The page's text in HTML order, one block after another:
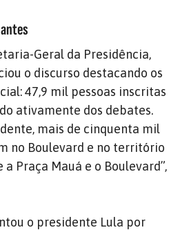
Geral da Presidência,
o discurso destacando os
47,9 mil pessoas inscritas
ativamente dos debates.
mais de cinquenta mil
no Boulevard e no território
a Praça Mauá e o Boulevard”,
o presidente Lula por